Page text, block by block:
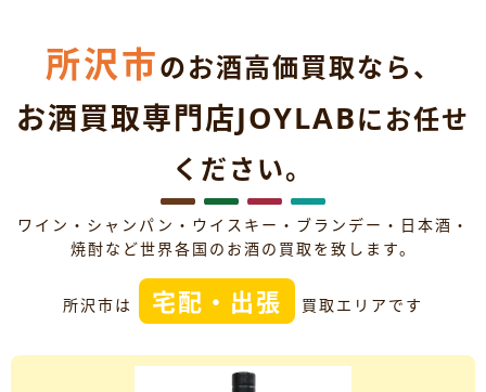
所沢市のお酒高価買取なら、
お酒買取専門店JOYLABにお任せ
ください。
ワイン・シャンパン・ウイスキー・ブランデー・日本酒・
焼酎など世界各国のお酒の買取を致します。
所沢市は 宅配・出張 買取エリアです